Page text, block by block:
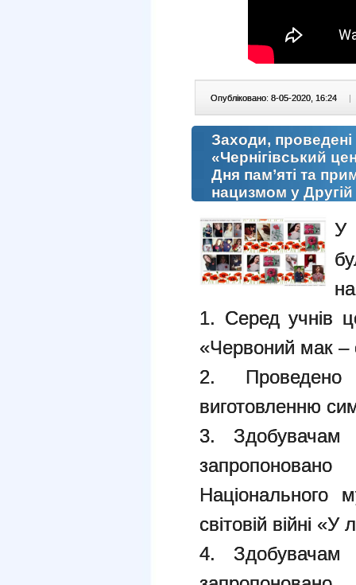
Опубліковано: 8-05-2020, 16:24 |
Заходи,
«Чернігівський
Дня пам’яті та
нацизмом у Другій
У
1. Серед учнів
«Червоний мак –
2.
виготовленню
3. Здобувачам
Національного
світовій війні
4. Здобувачам